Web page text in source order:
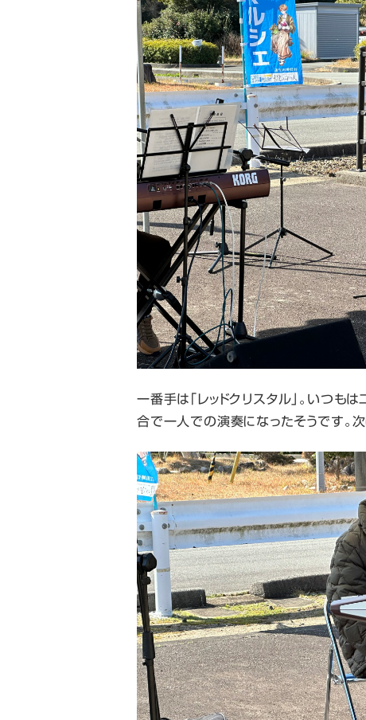
一番手は「レッドクリスタル」。いつも
合で一人での演奏になったそうです。